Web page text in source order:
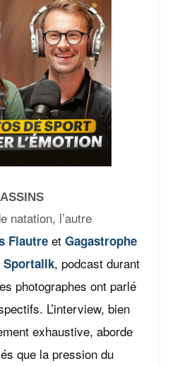
natation, l’autre
Flautreet Gagastrophe
Sportallk, podcast durant
photographes ont parlé
L’interview, bien
exhaustive, aborde
que la pression du